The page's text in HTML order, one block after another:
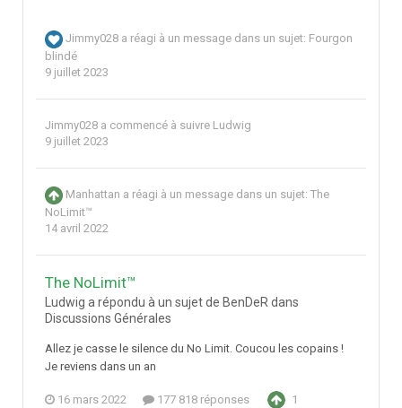
Jimmy028 a réagi à un message dans un sujet: Fourgon
blindé
9 juillet 2023
Jimmy028 a commencé à suivre Ludwig
9 juillet 2023
Manhattan a réagi à un message dans un sujet: The
NoLimit™
14 avril 2022
The NoLimit™
Ludwig a répondu à un sujet de BenDeR dans
Discussions Générales
Allez je casse le silence du No Limit. Coucou les copains !
Je reviens dans un an
16 mars 2022 177 818 réponses 1